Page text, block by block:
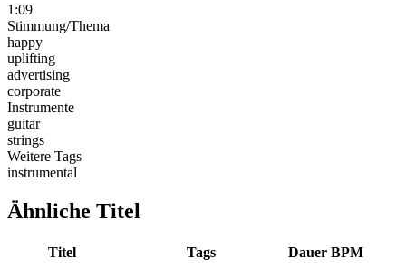
1:09
Stimmung/Thema
happy
uplifting
advertising
corporate
Instrumente
guitar
strings
Weitere Tags
instrumental
Ähnliche Titel
Titel Tags Dauer BPM